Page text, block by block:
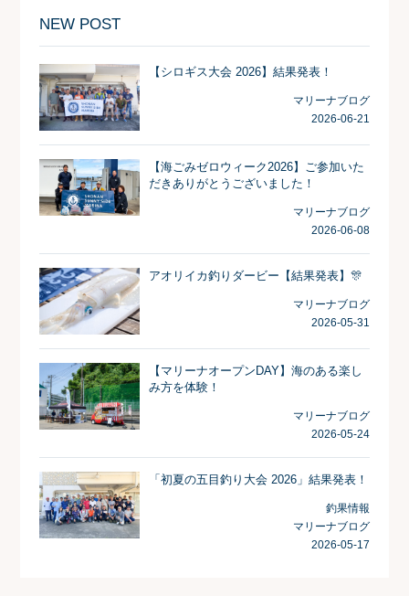
NEW POST
【シロギス大会 2026】結果発表！
マリーナブログ
2026-06-21
【海ごみゼロウィーク2026】ご参加いた
だきありがとうございました！
マリーナブログ
2026-06-08
アオリイカ釣りダービー【結果発表】🎊
マリーナブログ
2026-05-31
【マリーナオープンDAY】海のある楽し
み方を体験！
マリーナブログ
2026-05-24
「初夏の五目釣り大会 2026」結果発表！
釣果情報
マリーナブログ
2026-05-17